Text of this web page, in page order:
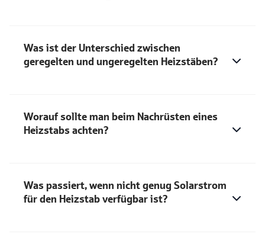
Was ist der Unterschied zwischen
geregelten und ungeregelten Heizstäben?
Worauf sollte man beim Nachrüsten eines
Heizstabs achten?
Was passiert, wenn nicht genug Solarstrom
für den Heizstab verfügbar ist?